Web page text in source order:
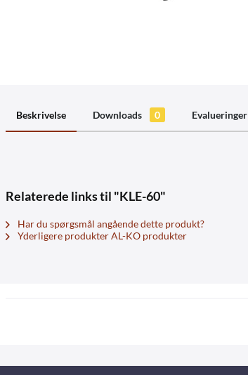
Beskrivelse Downloads 0 Evalueringer
Relaterede links til "KLE-60"
Har du spørgsmål angående dette produkt?
Yderligere produkter AL-KO produkter